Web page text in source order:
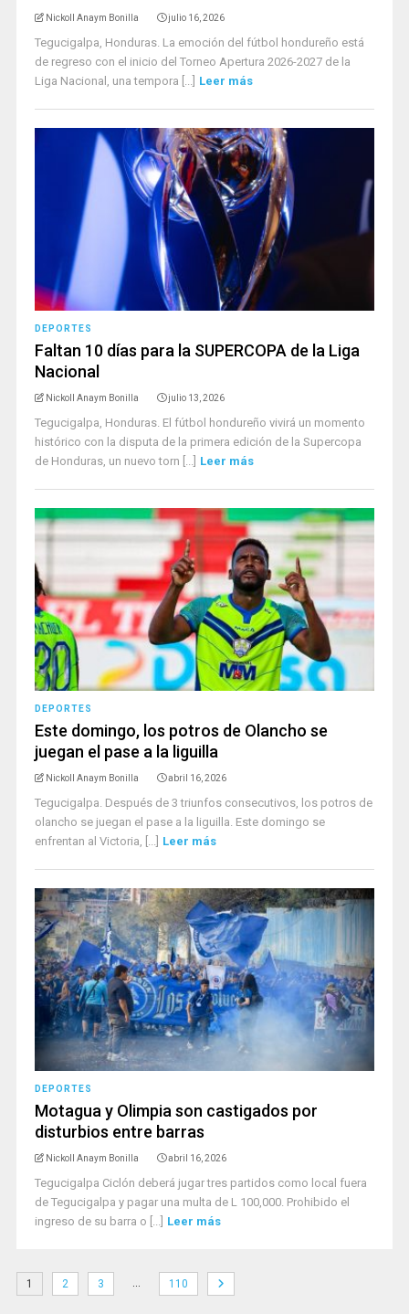
Nickoll Anaym Bonilla julio 16, 2026
Tegucigalpa, Honduras. La emoción del fútbol hondureño está
de regreso con el inicio del Torneo Apertura 2026-2027 de la
Liga Nacional, una tempora [...] Leer más
DEPORTES
Faltan 10 días para la SUPERCOPA de la Liga
Nacional
Nickoll Anaym Bonilla julio 13, 2026
Tegucigalpa, Honduras. El fútbol hondureño vivirá un momento
histórico con la disputa de la primera edición de la Supercopa
de Honduras, un nuevo torn [...] Leer más
DEPORTES
Este domingo, los potros de Olancho se
juegan el pase a la liguilla
Nickoll Anaym Bonilla abril 16, 2026
Tegucigalpa. Después de 3 triunfos consecutivos, los potros de
olancho se juegan el pase a la liguilla. Este domingo se
enfrentan al Victoria, [...] Leer más
DEPORTES
Motagua y Olimpia son castigados por
disturbios entre barras
Nickoll Anaym Bonilla abril 16, 2026
Tegucigalpa Ciclón deberá jugar tres partidos como local fuera
de Tegucigalpa y pagar una multa de L 100,000. Prohibido el
ingreso de su barra o [...] Leer más
1 2 3 … 110